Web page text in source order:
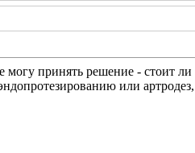
принять решение - стоит
или артродез,